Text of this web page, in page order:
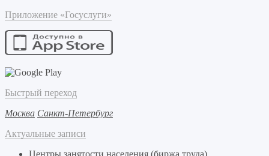
Приложение «Госуслуги»
Быстрый переход
Москва Санкт-Петербург
Актуальные записи
Центры занятости населения (биржа труда)